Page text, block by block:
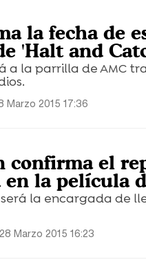
la fecha de
'Halt and
a la parrilla de AMC
Marzo 2015 17:36
confirma el
en la película
la encargada de
Marzo 2015 16:23